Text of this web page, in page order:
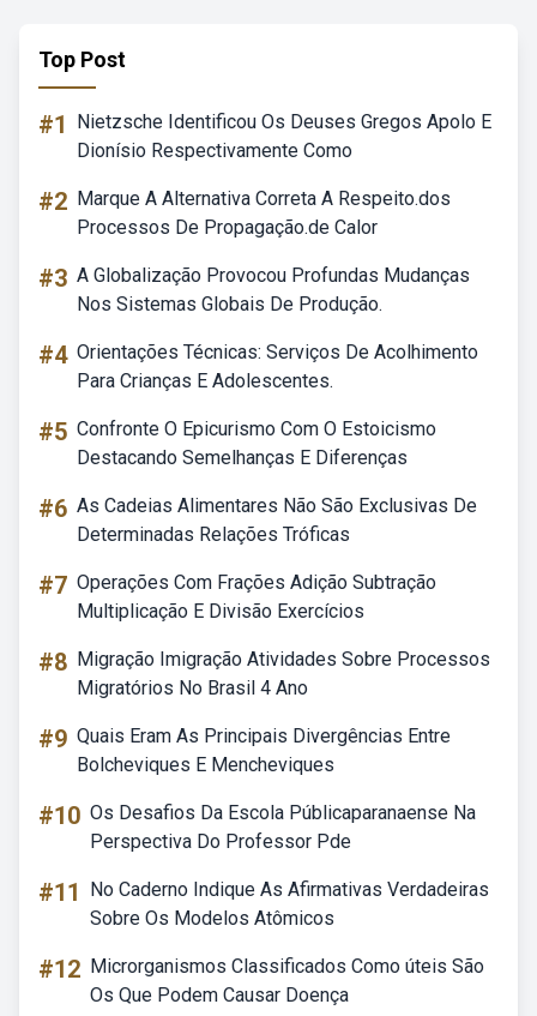
Top Post
#1
Nietzsche Identificou Os Deuses Gregos Apolo E
Dionísio Respectivamente Como
#2 Marque A Alternativa Correta A Respeito.dos
Processos De Propagação.de Calor
#3 A Globalização Provocou Profundas Mudanças
Nos Sistemas Globais De Produção.
#4 Orientações Técnicas: Serviços De Acolhimento
Para Crianças E Adolescentes.
#5 Confronte O Epicurismo Com O Estoicismo
Destacando Semelhanças E Diferenças
#6 As Cadeias Alimentares Não São Exclusivas De
Determinadas Relações Tróficas
#7 Operações Com Frações Adição Subtração
Multiplicação E Divisão Exercícios
#8 Migração Imigração Atividades Sobre Processos
Migratórios No Brasil 4 Ano
#9 Quais Eram As Principais Divergências Entre
Bolcheviques E Mencheviques
#10 Os Desafios Da Escola Públicaparanaense Na
Perspectiva Do Professor Pde
#11
No Caderno Indique As Afirmativas Verdadeiras
Sobre Os Modelos Atômicos
#12 Microrganismos Classificados Como úteis São
Os Que Podem Causar Doença